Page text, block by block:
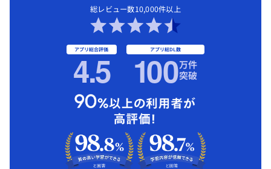
総レビュー数10,000件以上
アプリ総合評価
4.5 アプリ総DL数
100万件
突破